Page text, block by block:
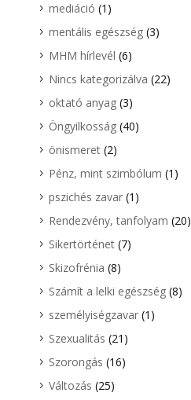
mediáció (1)
mentális egészség(3)
MHM hírlevél (6)
Nincs kategorizálva (22)
oktató anyag(3)
Öngyilkosság(40)
önismeret(2)
Pénz, mint szimbólum (1)
pszichés zavar(1)
Rendezvény, tanfolyam (20)
Sikertörténet(7)
Skizofrénia (8)
Számít a lelki egészség(8)
személyiségzavar(1)
Szexualitás (21)
Szorongás (16)
Változás (25)